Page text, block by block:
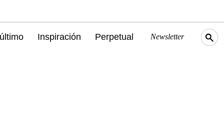
Inspiración Perpetual Newsletter